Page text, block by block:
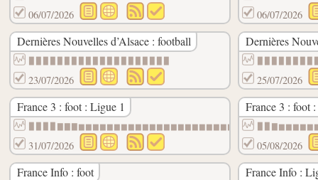
06/07/2026 06/07/2026
Dernières Nouvelles d’Alsace : football
23/07/2026
Dernières
25/07/2026
France 3 : foot : Ligue 1
▉▉▉▉▇▇▇▆▆▆▆▆▆▆▆▆▆▆▆▆▆▆▆▆▆▆▆▆▆▆
31/07/2026
France 3 : foot
05/08/2026
France Info : foot France Info :